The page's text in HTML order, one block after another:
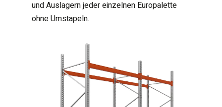
und Auslagern jeder einzelnen Europalette
ohne Umstapeln.